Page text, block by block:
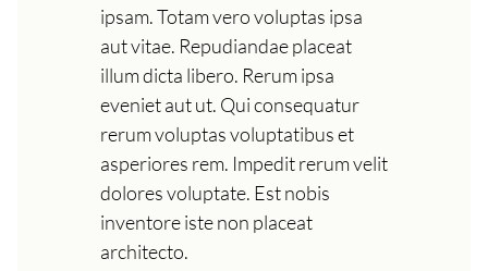
ipsam. Totam vero voluptas ipsa
aut vitae. Repudiandae placeat
illum dicta libero. Rerum ipsa
eveniet aut ut. Qui consequatur
rerum voluptas voluptatibus et
asperiores rem. Impedit rerum velit
dolores voluptate. Est nobis
inventore iste non placeat
architecto.